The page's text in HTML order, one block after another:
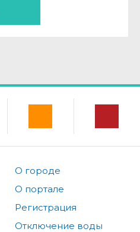
О городе
О портале
Регистрация
Отключение воды